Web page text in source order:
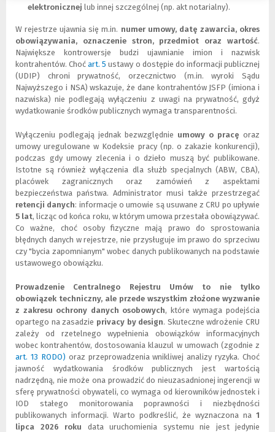
elektronicznej lub innej szczególnej (np. akt notarialny).
W rejestrze ujawnia się m.in. numer umowy, datę zawarcia, okres
obowiązywania, oznaczenie stron, przedmiot oraz wartość.
Największe kontrowersje budzi ujawnianie imion i nazwisk
kontrahentów. Choćart. 5 (
N
o
w
e
k
n
o
)
(
L
i
n
k
o
i
n
n
e
j
s
t
o
n
ustawy o dostępie do informacji publicznej
(UDIP) chroni prywatność, orzecznictwo (m.in. wyroki Sądu
Najwyższego i NSA) wskazuje, że dane kontrahentów JSFP (imiona i
nazwiska) nie podlegają wyłączeniu z uwagi na prywatność, gdyż
wydatkowanie środków publicznych wymaga transparentności.
Wyłączeniu podlegają jednak bezwzględnie umowy o pracę oraz
umowy uregulowane w Kodeksie pracy (np. o zakazie konkurencji),
podczas gdy umowy zlecenia i o dzieło muszą być publikowane.
Istotne są również wyłączenia dla służb specjalnych (ABW, CBA),
placówek zagranicznych oraz zamówień z aspektami
bezpieczeństwa państwa. Administrator musi także przestrzegać
retencji danych: informacje o umowie są usuwane z CRU po upływie
5 lat, licząc od końca roku, w którym umowa przestała obowiązywać.
Co ważne, choć osoby fizyczne mają prawo do sprostowania
błędnych danych w rejestrze, nie przysługuje im prawo do sprzeciwu
czy "bycia zapomnianym" wobec danych publikowanych na podstawie
ustawowego obowiązku.
Prowadzenie Centralnego Rejestru Umów to nie tylko
obowiązek techniczny, ale przede wszystkim złożone wyzwanie
z zakresu ochrony danych osobowych, które wymaga podejścia
opartego na zasadzie privacy by design. Skuteczne wdrożenie CRU
zależy od rzetelnego wypełnienia obowiązków informacyjnych
wobec kontrahentów, dostosowania klauzul w umowach (zgodnie z
art. 13 RODO)
N
o
w
e
o
k
L
i
n
k
d
o
oraz przeprowadzenia wnikliwej analizy ryzyka. Choć
jawność wydatkowania środków publicznych jest wartością
nadrzędną, nie może ona prowadzić do nieuzasadnionej ingerencji w
sferę prywatności obywateli, co wymaga od kierowników jednostek i
IOD stałego monitorowania poprawności i niezbędności
publikowanych informacji. Warto podkreślić, że wyznaczona na 1
lipca 2026 roku data uruchomienia systemu nie jest jedynie